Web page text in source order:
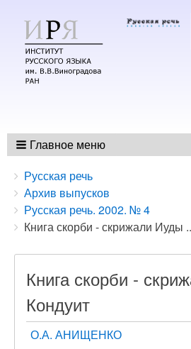
Главное меню
Breadcrumbs
You
are
here:
Русская речь
Архив выпусков
Русская речь. 2002. № 4
Книга скорби - скрижали Иуды
Книга скорби -
Кондуит
О.А. АНИЩЕНКО